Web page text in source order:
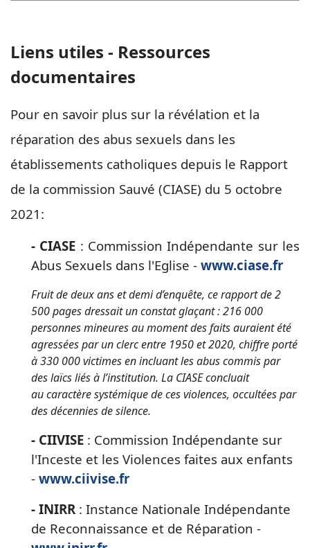
Liens utiles - Ressources
documentaires
Pour en savoir plus sur la révélation et la
réparation des abus sexuels dans les
établissements catholiques depuis le Rapport
de la commission Sauvé (CIASE) du 5 octobre
2021:
- CIASE : Commission Indépendante sur les
Abus Sexuels dans l'Eglise - www.ciase.fr
Fruit de deux ans et demi d’enquête, ce rapport de 2
500 pages dressait un constat glaçant : 216 000
personnes mineures au moment des faits auraient été
agressées par un clerc entre 1950 et 2020, chiffre porté
à 330 000 victimes en incluant les abus commis par
des laïcs liés à l’institution. La CIASE concluait
au caractère systémique de ces violences, occultées par
des décennies de silence.
- CIIVISE : Commission Indépendante sur
l'Inceste et les Violences faites aux enfants
- www.ciivise.fr
- INIRR : Instance Nationale Indépendante
de Reconnaissance et de Réparation -